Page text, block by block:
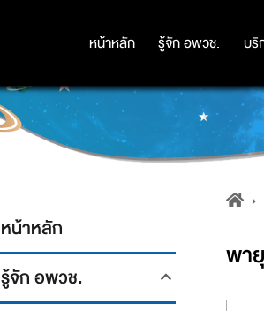
หน้าหลัก รู้จัก อพวช. บริ
หน้าหลัก รู้จัก อพวช. บริ
หน้าหลัก
รู้จัก อพวช.
พา